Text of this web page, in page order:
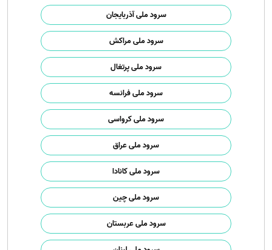
سرود ملی آذربایجان
سرود ملی مراکش
سرود ملی پرتغال
سرود ملی فرانسه
سرود ملی کرواسی
سرود ملی عراق
سرود ملی کانادا
سرود ملی چین
سرود ملی عربستان